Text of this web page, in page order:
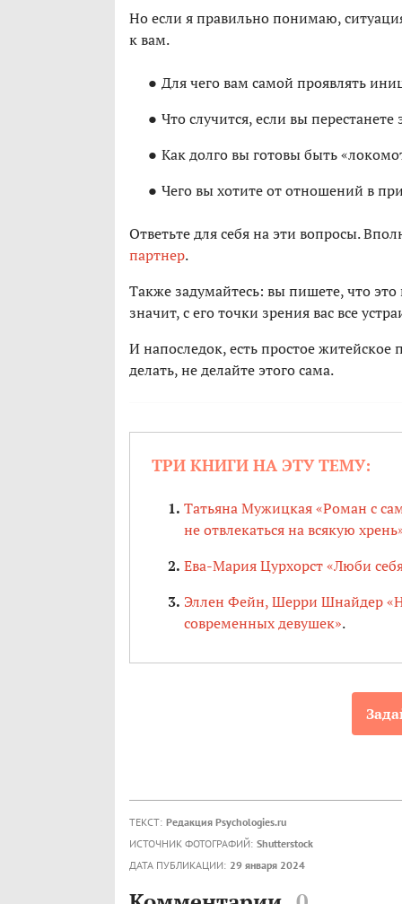
Но если я правильно понимаю,
к вам.
Для чего вам самой проявлять
Что случится, если вы перестанете
Как долго вы готовы быть
Чего вы хотите от отношений в
Ответьте для себя на эти вопросы.
партнер.
Также задумайтесь: вы пишете, что
значит, с его точки зрения вас все
И напоследок, есть простое
делать, не делайте этого сама.
ТРИ КНИГИ НА ЭТУ ТЕМУ:
Татьяна Мужицкая «Роман с
не отвлекаться на всякую
Ева-Мария Цурхорст «Люби
Эллен Фейн, Шерри Шнайдер
современных девушек».
ТЕКСТ: Редакция Psychologies.ru
ИСТОЧНИК ФОТОГРАФИЙ: Shutterstock
ДАТА ПУБЛИКАЦИИ: 29 января 2024